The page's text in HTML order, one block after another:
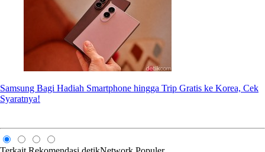
Samsung Bagi Hadiah Smartphone hingga Trip Gratis ke Korea, Cek
Syaratnya!